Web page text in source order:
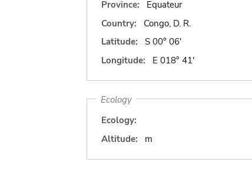
Province:
Equateur
Country:
Congo, D. R.
Latitude:
S 00° 06'
Longitude:
E 018° 41'
Ecology
Ecology:
Altitude:
m